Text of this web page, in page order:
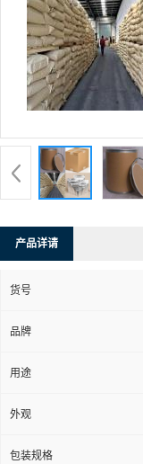
产品详请
货号
品牌
用途
外观
包装规格